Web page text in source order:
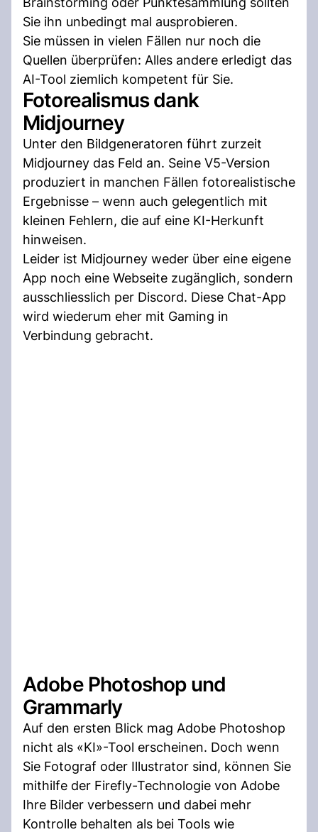
Sie ihn unbedingt mal ausprobieren.
Sie müssen in vielen Fällen nur noch die
Quellen überprüfen: Alles andere erledigt das
AI-Tool ziemlich kompetent für Sie.
Fotorealismus dank
Midjourney
Unter den Bildgeneratoren führt zurzeit
Midjourney das Feld an. Seine V5-Version
produziert in manchen Fällen fotorealistische
Ergebnisse – wenn auch gelegentlich mit
kleinen Fehlern, die auf eine KI-Herkunft
hinweisen.
Leider ist Midjourney weder über eine eigene
App noch eine Webseite zugänglich, sondern
ausschliesslich per Discord. Diese Chat-App
wird wiederum eher mit Gaming in
Verbindung gebracht.
Adobe Photoshop und
Grammarly
Auf den ersten Blick mag Adobe Photoshop
nicht als «KI»-Tool erscheinen. Doch wenn
Sie Fotograf oder Illustrator sind, können Sie
mithilfe der Firefly-Technologie von Adobe
Ihre Bilder verbessern und dabei mehr
Kontrolle behalten als bei Tools wie